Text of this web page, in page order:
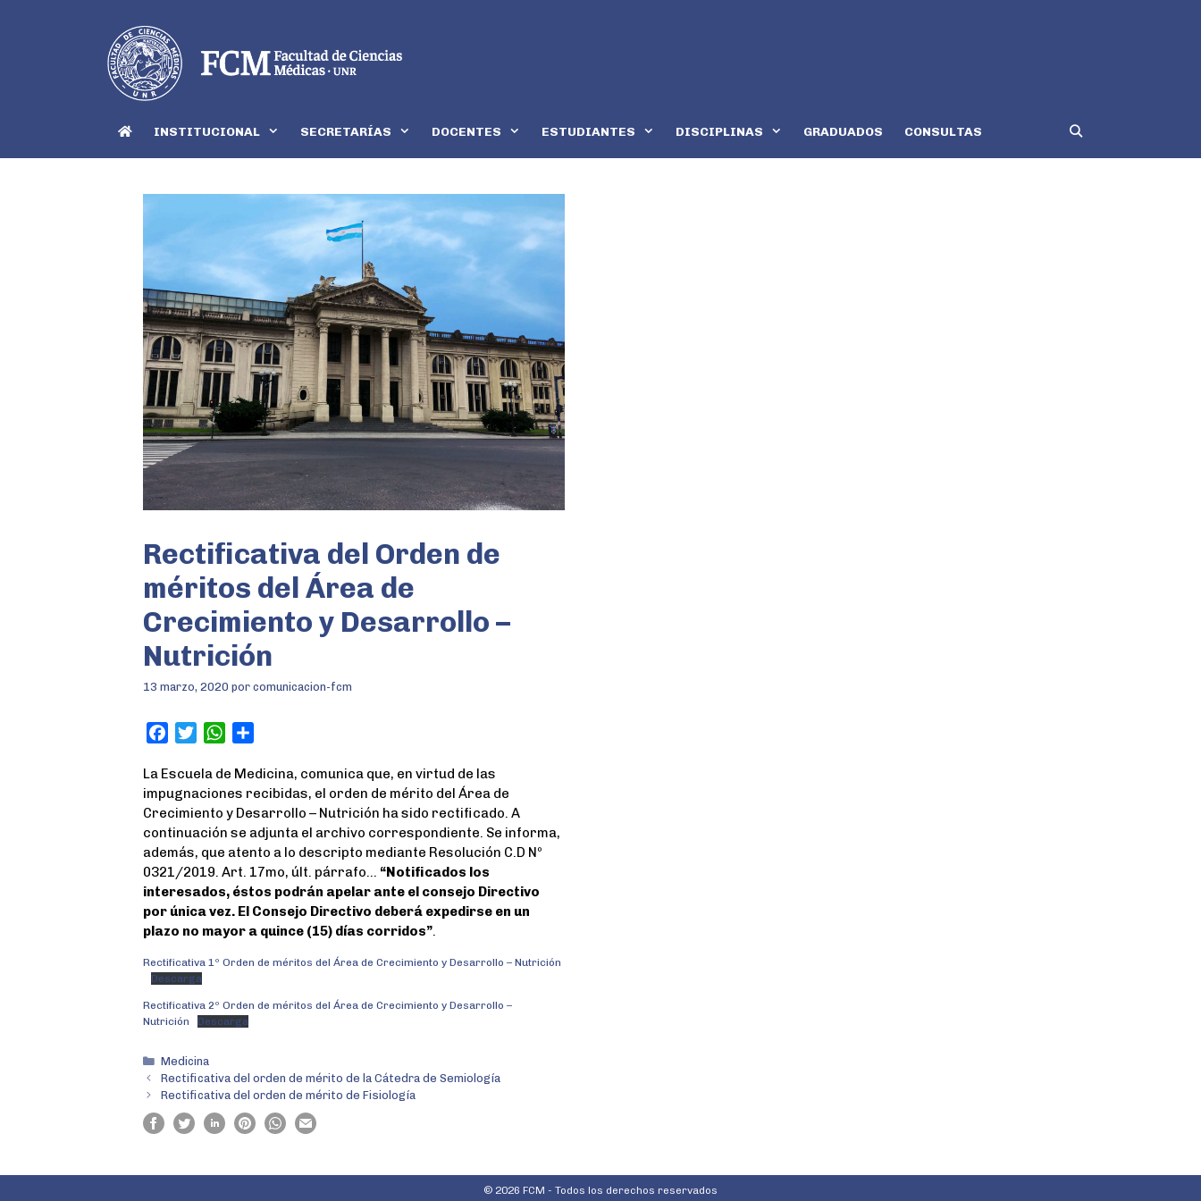
INSTITUCIONAL SECRETARÍAS DOCENTES ESTUDIANTES DISCIPLINAS GRADUADOS CONSULTAS
Rectificativa del Orden de
méritos del Área de
Crecimiento y Desarrollo –
Nutrición
13 marzo, 2020 por comunicacion-fcm
c
e
b
o
o
k
i
t
t
e
r
W
a
t
s
A
p
a
r
e
La Escuela de Medicina, comunica que, en virtud de las
impugnaciones recibidas, el orden de mérito del Área de
Crecimiento y Desarrollo – Nutrición ha sido rectificado. A
continuación se adjunta el archivo correspondiente. Se informa,
además, que atento a lo descripto mediante Resolución C.D Nº
0321/2019. Art. 17mo, últ. párrafo… “Notificados los
interesados, éstos podrán apelar ante el consejo Directivo
por única vez. El Consejo Directivo deberá expedirse en un
plazo no mayor a quince (15) días corridos”.
Rectificativa 1º Orden de méritos del Área de Crecimiento y Desarrollo – Nutrición
Descarga
Rectificativa 2º Orden de méritos del Área de Crecimiento y Desarrollo –
Nutrición
Descarga
Medicina
Rectificativa del orden de mérito de la Cátedra de Semiología
Rectificativa del orden de mérito de Fisiología
© 2026 FCM - Todos los derechos reservados